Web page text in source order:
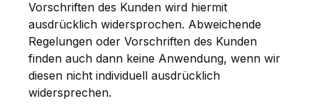
Vorschriften des Kunden wird hiermit
ausdrücklich widersprochen. Abweichende
Regelungen oder Vorschriften des Kunden
finden auch dann keine Anwendung, wenn wir
diesen nicht individuell ausdrücklich
widersprechen.